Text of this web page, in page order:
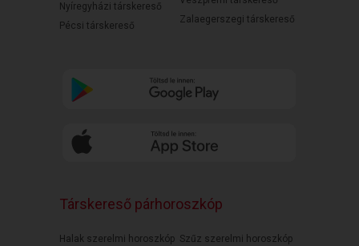
Nyíregyházi társkereső
Pécsi társkereső
Zalaegerszegi társkereső
Társkereső párhoroszkóp
Halak szerelmi horoszkóp Szűz szerelmi horoszkóp